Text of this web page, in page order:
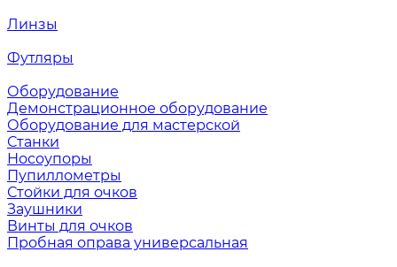
Линзы
Футляры
Оборудование
Демонстрационное оборудование
Оборудование для мастерской
Станки
Носоупоры
Пупиллометры
Стойки для очков
Заушники
Винты для очков
Пробная оправа универсальная